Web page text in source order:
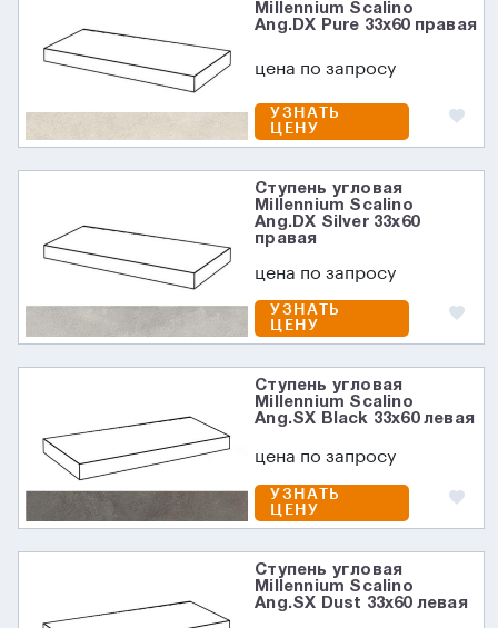
Millennium Scalino
Ang.DX Pure 33x60 правая
цена по запросу
УЗНАТЬ
ЦЕНУ
Ступень угловая
Millennium Scalino
Ang.DX Silver 33x60
правая
цена по запросу
УЗНАТЬ
ЦЕНУ
Ступень угловая
Millennium Scalino
Ang.SX Black 33x60 левая
цена по запросу
УЗНАТЬ
ЦЕНУ
Ступень угловая
Millennium Scalino
Ang.SX Dust 33x60 левая